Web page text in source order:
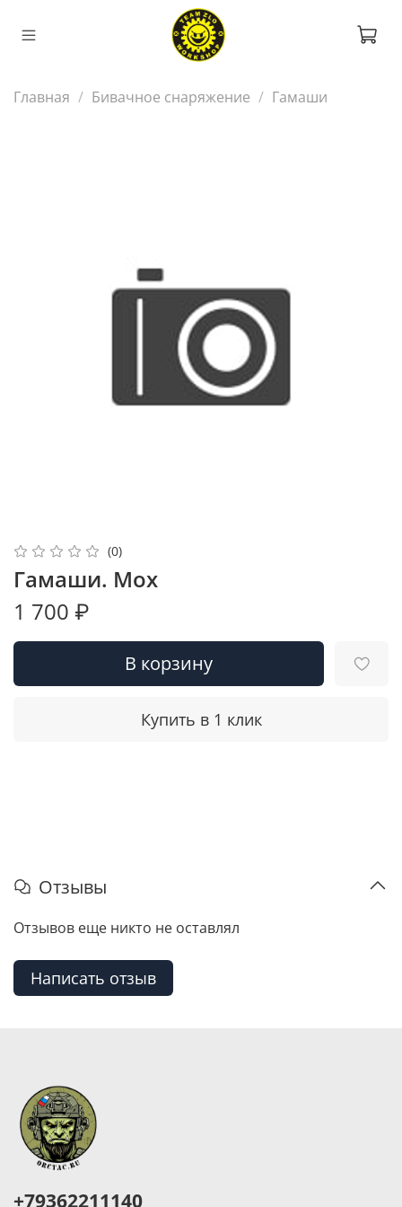
Главная Бивачное снаряжение Гамаши
(0)
Гамаши. Мох
1 700 ₽
В корзину
Купить в 1 клик
Отзывы
Отзывов еще никто не оставлял
Написать отзыв
+79362211140